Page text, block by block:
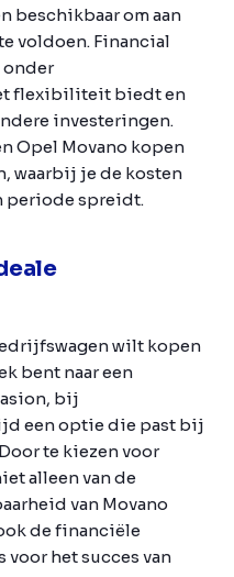
om aan
voldoen. Financial
onder
flexibiliteit biedt en
investeringen.
Opel Movano kopen
waarbij je de kosten
periode spreidt.
wilt kopen
bent naar een
bij
een optie die past bij
te kiezen voor
alleen van de
van Movano
de financiële
het succes van